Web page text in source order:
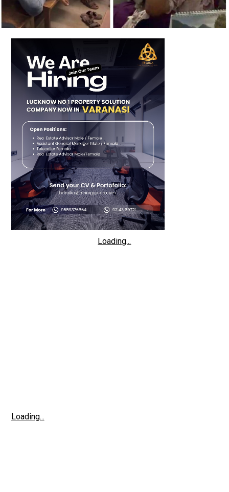
Loading...
Loading...